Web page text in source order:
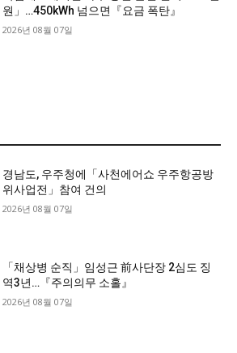
원」…450kWh 넘으면『요금 폭탄』
2026년 08월 07일
경남도, 우주청에「사천에어쇼 우주항공방
위사업전」참여 건의
2026년 08월 07일
「채상병 순직」임성근 前사단장 2심도 징
역3년…『주의의무 소홀』
2026년 08월 07일